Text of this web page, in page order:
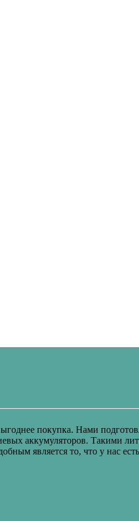
покупка. Нами
аккумуляторов. Такими
является то, что у нас